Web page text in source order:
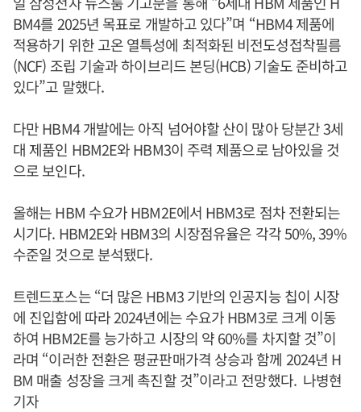
BM4를 2025년 목표로 개발하고 있다”며 “HBM4 제품에
적용하기 위한 고온 열특성에 최적화된 비전도성접착필름
(NCF) 조립 기술과 하이브리드 본딩(HCB) 기술도 준비하고
있다”고 말했다.
다만 HBM4 개발에는 아직 넘어야할 산이 많아 당분간 3세
대 제품인 HBM2E와 HBM3이 주력 제품으로 남아있을 것
으로 보인다.
올해는 HBM 수요가 HBM2E에서 HBM3로 점차 전환되는
시기다. HBM2E와 HBM3의 시장점유율은 각각 50%, 39%
수준일 것으로 분석됐다.
트렌드포스는 “더 많은 HBM3 기반의 인공지능 칩이 시장
에 진입함에 따라 2024년에는 수요가 HBM3로 크게 이동
하여 HBM2E를 능가하고 시장의 약 60%를 차지할 것”이
라며 “이러한 전환은 평균판매가격 상승과 함께 2024년 H
BM 매출 성장을 크게 촉진할 것”이라고 전망했다. 나병현
기자